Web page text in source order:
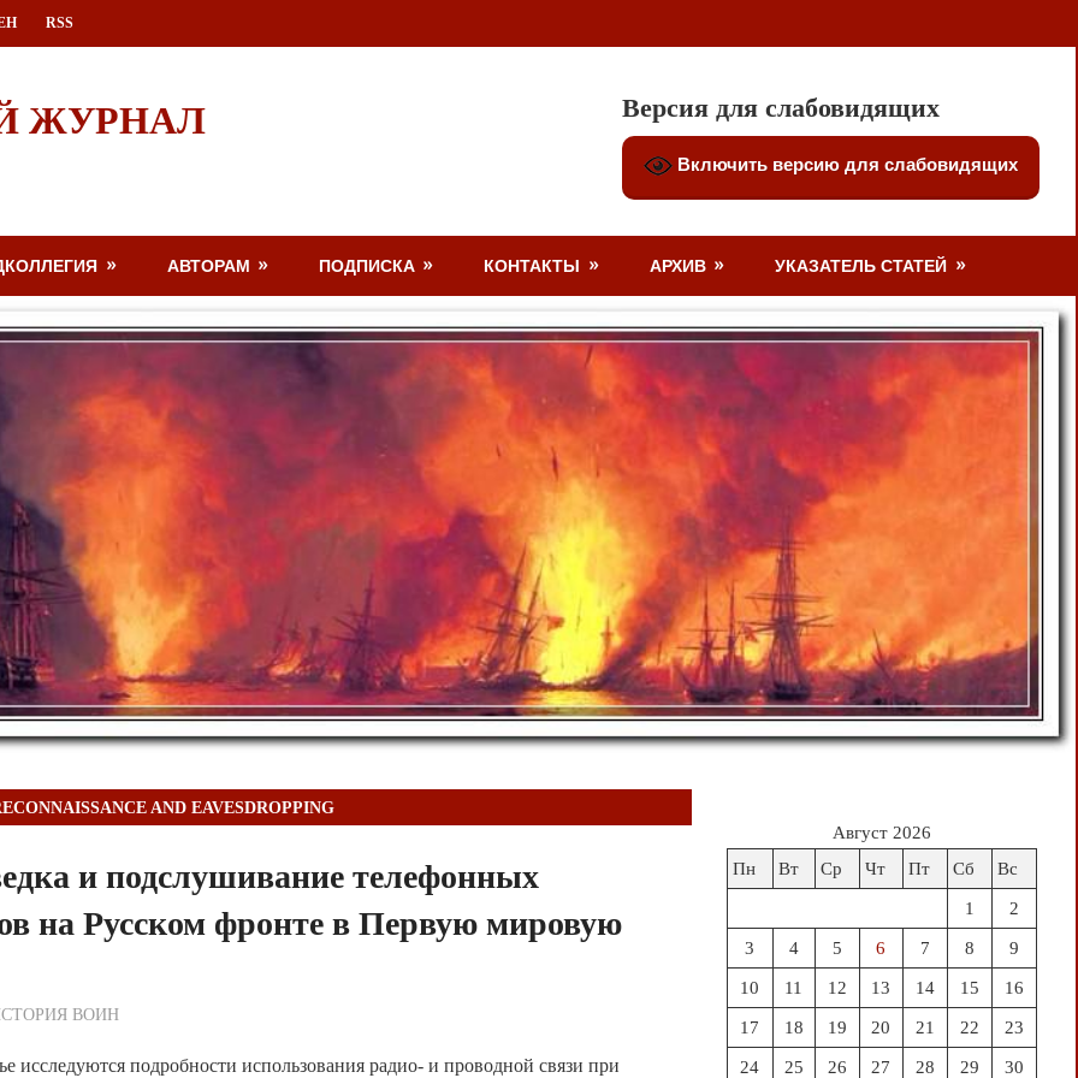
RSS
ЖУРНАЛ Версия для слабовидящих
Включить версию для слабовидящих
АВТОРАМ ПОДПИСКА КОНТАКТЫ АРХИВ УКАЗАТЕЛЬ СТАТЕЙ
AND EAVESDROPPING
и подслушивание телефонных
на Русском фронте в Первую мировую
по Редакции
ВОИН
исследуются подробности использования радио- и проводной связи при
Август 2026
Пн
Вт Ср Чт Пт Сб Вс
1 2
3 4 5 6 7 8 9
10 11 12 13 14 15 16
17 18 19 20 21 22 23
24 25 26 27 28 29 30